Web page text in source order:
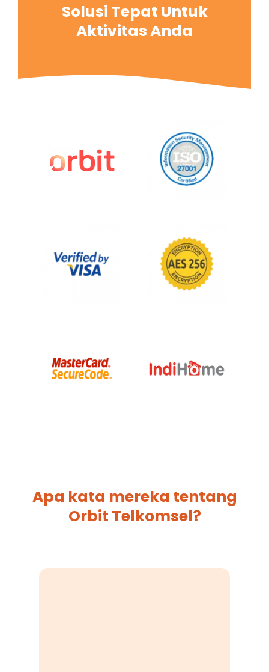
Solusi Tepat Untuk
Aktivitas Anda
Apa kata mereka tentang
Orbit Telkomsel?